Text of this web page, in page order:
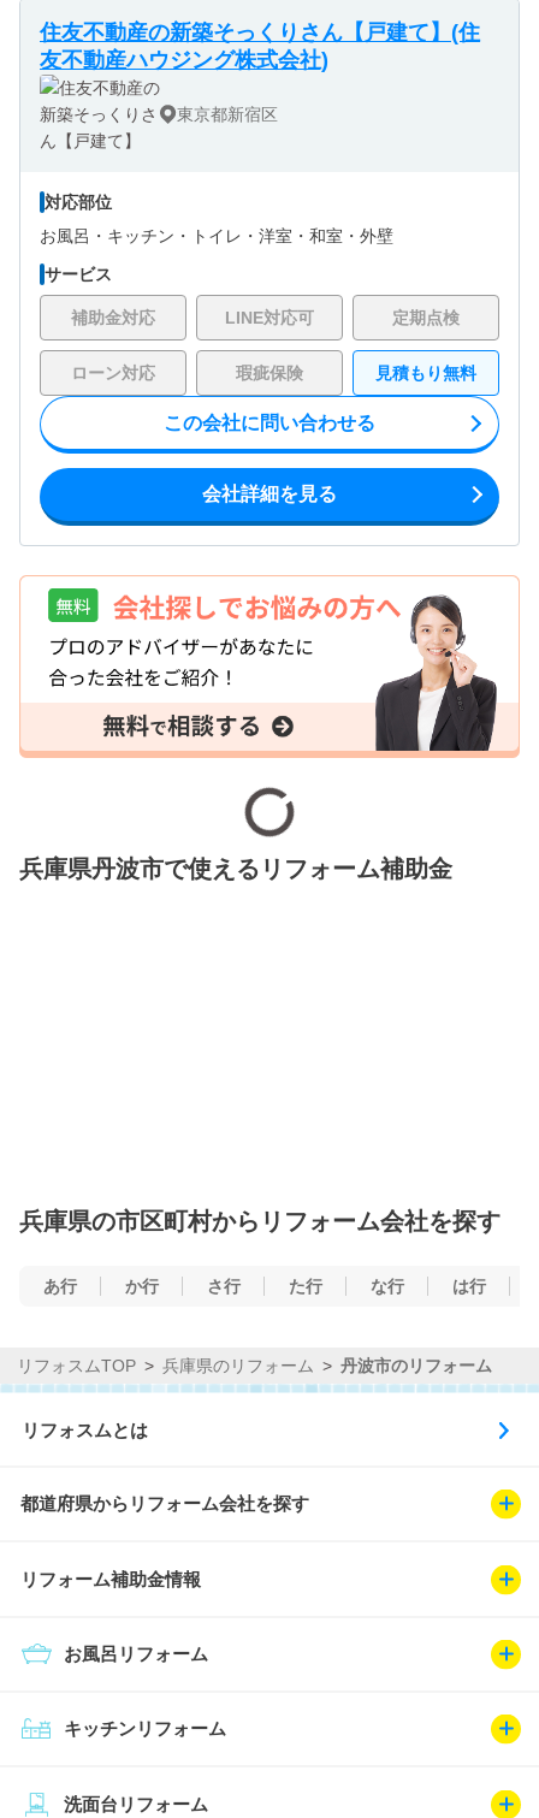
住友不動産の新築そっくりさん【戸建て】(住
友不動産ハウジング株式会社)
東京都新宿区
対応部位
お風呂・ キッチン・ トイレ・ 洋室・ 和室・ 外壁
サービス
補助金対応 LINE対応可 定期点検
ローン対応 瑕疵保険 見積もり無料
この会社に問い合わせる
会社詳細を見る
兵庫県丹波市で使えるリフォーム補助金
兵庫県の市区町村からリフォーム会社を探す
あ行 か行 さ行 た行 な行 は行
リフォスムTOP 兵庫県のリフォーム 丹波市のリフォーム
リフォスムとは
都道府県からリフォーム会社を探す
リフォーム補助金情報
キッチンリフォーム
お風呂リフォーム
洗面台リフォーム